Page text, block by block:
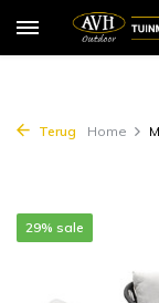
Terug Home
29% sale